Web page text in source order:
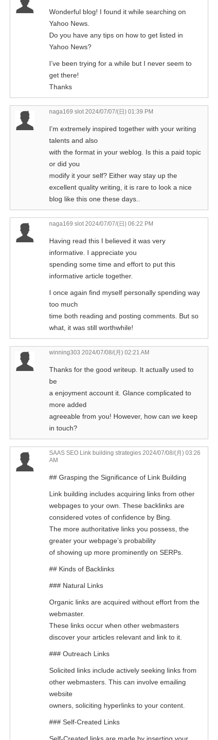
Wonderful blog! I found it while searching on
Yahoo News.
Do you have any tips on how to get listed in
Yahoo News?
I’ve been trying for a while but I never seem to
get there!
Thanks
naga169 slot2024/07/07/(日) 01:39 PM
I’m extremely inspired together with your writing
talents and also
with the format in your weblog. Is this a paid topic
or did you
modify it your self? Either way stay up the
excellent quality writing, it is rare to look a nice
blog like this one these days..
naga169 slot2024/07/07/(日) 06:22 PM
Having read this I believed it was very
informative. I appreciate you
spending some time and effort to put this
informative article together.
I once again find myself personally spending way
too much
time both reading and posting comments. But so
what, it was still worthwhile!
winning303 2024/07/08/(月) 02:21 AM
Thanks for the good writeup. It actually used to
be
a enjoyment account it. Glance complicated to
more added
agreeable from you! However, how can we keep
in touch?
SAAS SEO Link building strategies 2024/07/08/(月) 03:26
AM
## Grasping the Significance of Link Building
Link building includes acquiring links from other
webpages to your own. These backlinks are
considered votes of confidence by Bing.
The more authoritative links you possess, the
greater your webpage’s probability
of showing up more prominently on SERPs.
## Kinds of Backlinks
### Natural Links
Organic links are acquired without effort from the
webmaster.
These links occur when other webmasters
discover your articles relevant and link to it.
### Outreach Links
Solicited links include actively seeking links from
other webmasters. This can involve emailing
website
owners, soliciting hyperlinks to your content.
### Self-Created Links